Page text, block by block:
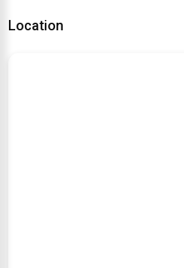
Location